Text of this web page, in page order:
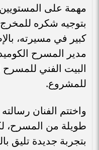
مهمة على المستويين
بتوجيه شكره للمخرج
كبير في مسيرته،
مدير المسرح
البيت الفني
للمشروع.
واختتم الفنان
طويلة من المسرح،
بتجربة جديدة تليق